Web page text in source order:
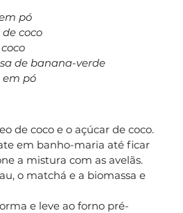
pó
coco
de banana-verde
em pó
de coco e o açúcar de coco.
em banho-maria até ficar
a mistura com as avelãs.
o matchá e a biomassa e
e leve ao forno pré-